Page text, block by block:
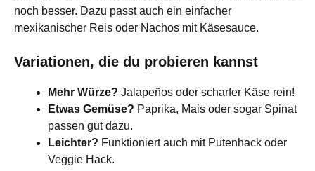
noch besser. Dazu passt auch ein einfacher
mexikanischer Reis oder Nachos mit Käsesauce.
Variationen, die du probieren kannst
Mehr Würze? Jalapeños oder scharfer Käse rein!
Etwas Gemüse? Paprika, Mais oder sogar Spinat
passen gut dazu.
Leichter? Funktioniert auch mit Putenhack oder
Veggie Hack.